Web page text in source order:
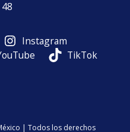
Instagram
TikTok
| Todos los derechos